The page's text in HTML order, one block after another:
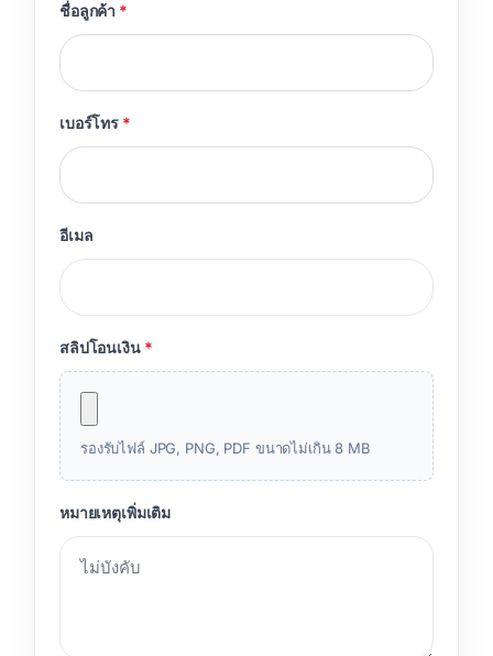
ชื่อลูกค้า *
เบอร์โทร *
อีเมล
สลิปโอนเงิน *
รองรับไฟล์ JPG, PNG, PDF ขนาดไม่เกิน 8 MB
หมายเหตุเพิ่มเติม